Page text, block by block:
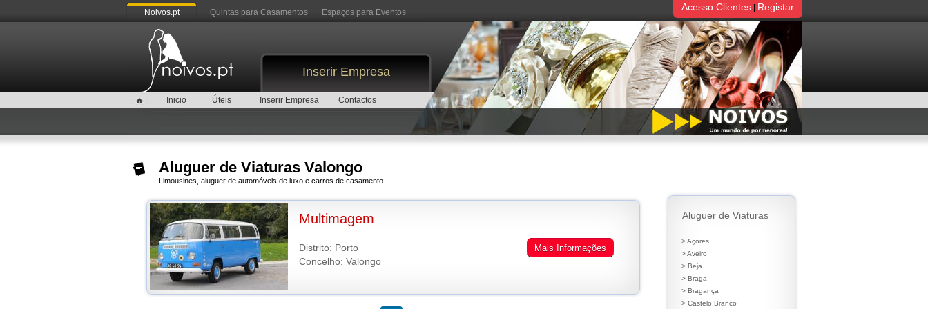
Inserir Empresa
Inicio Úteis Inserir Empresa Contactos
Noivos.pt Quintas para Casamentos Espaços para Eventos Acesso Clientes Registar
Aluguer de Viaturas
> Açores
> Aveiro
> Beja
> Braga
> Bragança
> Castelo Branco
Aluguer de Viaturas Valongo
Limousines, aluguer de automóveis de luxo e carros de casamento.
Multimagem
Distrito: Porto
Concelho: Valongo
Mais Informações